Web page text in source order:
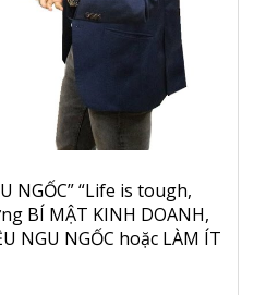
NGỐC” “Life is tough,
BÍ MẬT KINH DOANH,
NGU NGỐC hoặc LÀM ÍT